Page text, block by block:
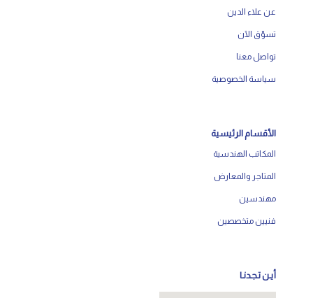
عن علاء الدين
تسوّق الآن
تواصل معنا
سياسة الخصوصية
الأقسام الرئيسية
المكاتب الهندسية
المتاجر والمعارض
مهندسين
فنيين متخصصين
أيـن تـجـدنـا